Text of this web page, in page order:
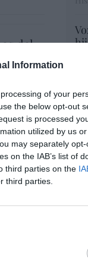
Information
of your
the below opt-out
is processed
utilized by us
may separately
on the IAB’s list of
third parties on the
third parties.
del
y